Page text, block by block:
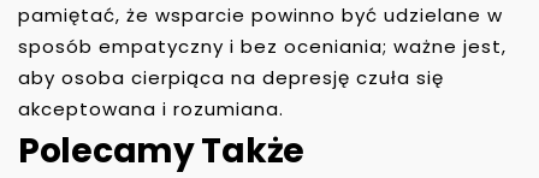
pamiętać, że wsparcie powinno być udzielane w
sposób empatyczny i bez oceniania; ważne jest,
aby osoba cierpiąca na depresję czuła się
akceptowana i rozumiana.
Polecamy Także